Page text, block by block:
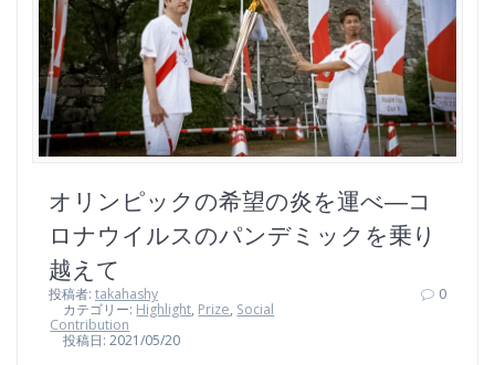
オリンピックの希望の炎を運べ―コ
ロナウイルスのパンデミックを乗り
越えて
投稿者: takahashy
カテゴリー: Highlight, Prize, Social
Contribution
投稿日: 2021/05/20
0